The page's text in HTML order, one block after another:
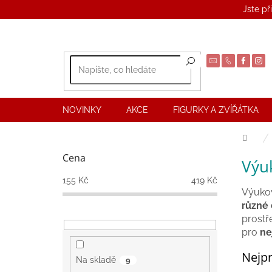
Jste
NOVINKY AKCE FIGURKY A ZVÍŘÁTKA
Domů
Cena
155 Kč 419 Kč
Na skladě 9
různé
pro